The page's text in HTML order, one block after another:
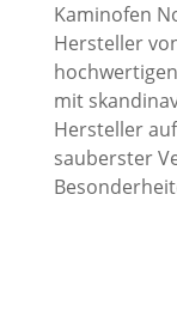
Kaminofen
Hersteller
mit
Hersteller
sauberster